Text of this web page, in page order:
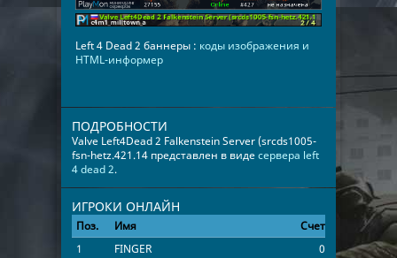
Left 4 Dead 2 баннеры : коды изображения и
HTML-информер
ПОДРОБНОСТИ
Valve Left4Dead 2 Falkenstein Server (srcds1005-
fsn-hetz.421.14 представлен в видесервера left
4 dead 2.
ИГРОКИ ОНЛАЙН
Поз. Имя Счет
1
FINGER 0 00:03:53